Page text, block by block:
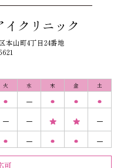
イクリニック
本山町4丁目24番地
火 水 木 金 土
可